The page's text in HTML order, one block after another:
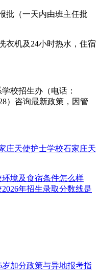
批（一天内由班主任批
衣机及24小时热水，住宿
校招生办‌（电话：
）咨询最新政策，因管
庄天使护士学校石家庄天
境及食宿条件怎么样
年招生录取分数线是